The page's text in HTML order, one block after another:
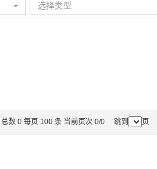
选择类型
总数 0 每页 100 条 当前页次 0/0 跳到 页